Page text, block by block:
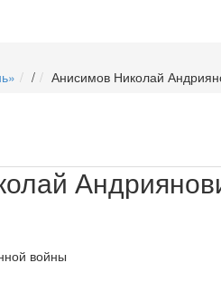
/ Анисимов Николай
войны